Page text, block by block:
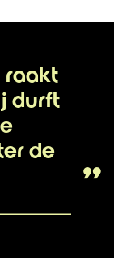
raakt
durft
de